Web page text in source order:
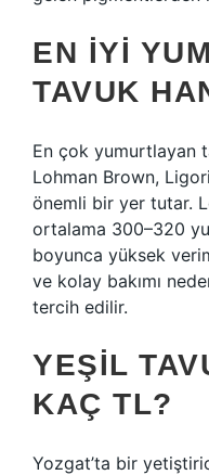
EN IYI
TAVUK
En çok yumurtlayan
Lohman Brown,
önemli bir yer tutar.
ortalama 300–320
boyunca yüksek
ve kolay bakımı
tercih edilir.
YEŞIL
KAÇ TL?
Yozgat’ta bir